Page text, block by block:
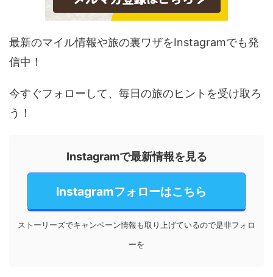
最新のマイル情報や旅の裏ワザをInstagramでも発
信中！
今すぐフォローして、毎日の旅のヒントを受け取ろ
う！
Instagramで最新情報を見る
Instagramフォローはこちら
ストーリーズでキャンペーン情報も取り上げているので是非フォロ
ーを